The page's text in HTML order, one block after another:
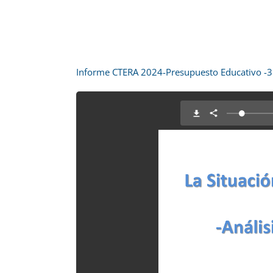
Informe CTERA 2024-Presupuesto Educativo -